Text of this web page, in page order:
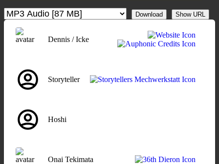
Download Show URL
Dennis / Icke
Storyteller
Hoshi
Onai Tekimata